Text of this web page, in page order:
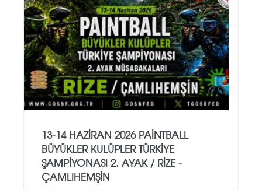
13-14 HAZİRAN 2026 PAİNTBALL
BÜYÜKLER KULÜPLER TÜRKİYE
ŞAMPİYONASI 2. AYAK / RİZE -
ÇAMLIHEMŞİN